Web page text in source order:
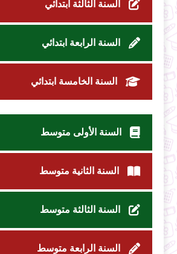
السنة الثالثة ابتدائي
السنة الرابعة ابتدائي
السنة الخامسة ابتدائي
السنة الأولى متوسط
السنة الثانية متوسط
السنة الثالثة متوسط
السنة الرابعة متوسط